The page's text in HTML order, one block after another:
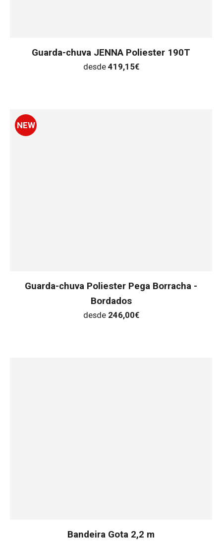
Guarda-chuva JENNA Poliester 190T
desde 419,15€
NEW
Guarda-chuva Poliester Pega Borracha -
Bordados
desde 246,00€
Bandeira Gota 2,2 m